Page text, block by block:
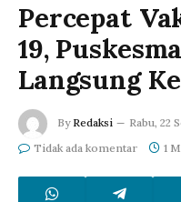
Percepat
19,
Langsung
By Redaksi
Rabu, 22
Tidak ada komentar
1